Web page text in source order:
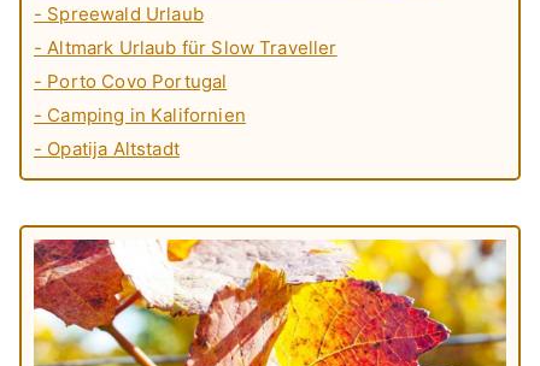
- Spreewald Urlaub
- Altmark Urlaub für Slow Traveller
- Porto Covo Portugal
- Camping in Kalifornien
- Opatija Altstadt